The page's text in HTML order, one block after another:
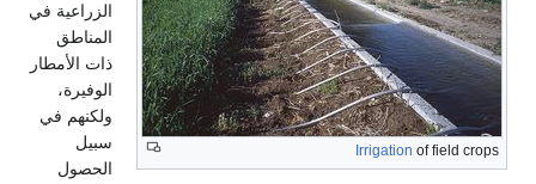
Irrigation of field crops
الزراعية في
المناطق
ذات الأمطار
الوفيرة،
ولكنهم في
سبيل
الحصول